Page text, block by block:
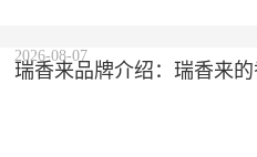
瑞香来品牌介绍：瑞香来
2026-08-07